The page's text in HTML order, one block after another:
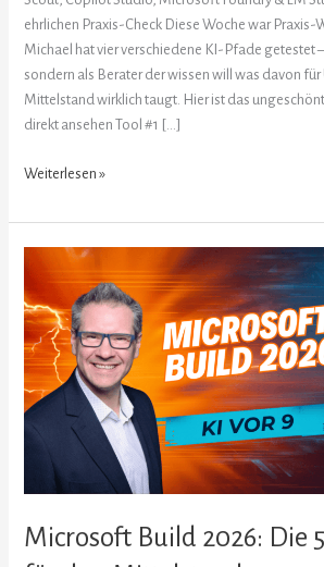
ehrlichen Praxis-Check Diese Woche war Praxis-
Michael hat vier verschiedene KI-Pfade getestet
sondern als Berater der wissen will was davon
Mittelstand wirklich taugt. Hier ist das
direkt ansehen Tool #1 […]
Weiterlesen »
Microsoft Build 2026: Die
Microsoft
Build
2026:
Die
5
Highlights
für
Mittelstand